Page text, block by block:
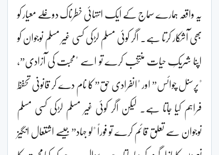
یہ واقعہ ہمارے سماج کے ایک انتہائی خطرناک دوغلے معیار کو
بھی آشکار کرتا ہے۔ اگر کوئی مسلم لڑکی کسی غیر مسلم نوجوان کو
اپنا شریکِ حیات منتخب کرے تو اسے "محبت کی آزادی”،
"پرسنل چوائس” اور "انفرادی حق” کا نام دے کر قانونی تحفّظ
فراہم کیا جاتا ہے۔ لیکن اگر کوئی غیر مسلم لڑکی کسی مسلم
نوجوان سے تعلق قائم کرے تو فوراً "لو جہاد” جیسے اشتعال انگیز